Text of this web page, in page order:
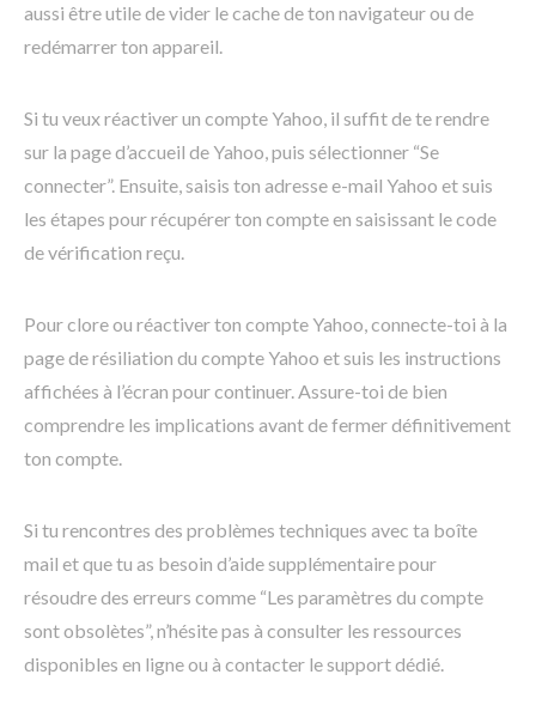
aussi être utile de vider le cache de ton navigateur ou de
redémarrer ton appareil.
Si tu veux réactiver un compte Yahoo, il suffit de te rendre
sur la page d’accueil de Yahoo, puis sélectionner “Se
connecter”. Ensuite, saisis ton adresse e-mail Yahoo et suis
les étapes pour récupérer ton compte en saisissant le code
de vérification reçu.
Pour clore ou réactiver ton compte Yahoo, connecte-toi à la
page de résiliation du compte Yahoo et suis les instructions
affichées à l’écran pour continuer. Assure-toi de bien
comprendre les implications avant de fermer définitivement
ton compte.
Si tu rencontres des problèmes techniques avec ta boîte
mail et que tu as besoin d’aide supplémentaire pour
résoudre des erreurs comme “Les paramètres du compte
sont obsolètes”, n’hésite pas à consulter les ressources
disponibles en ligne ou à contacter le support dédié.